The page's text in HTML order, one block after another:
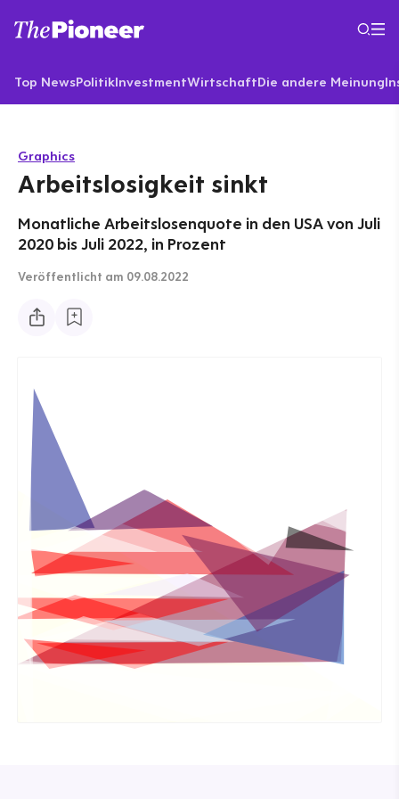
Top NewsPolitikInvestmentWirtschaftDie andere Meinung
Graphics
Arbeitslosigkeit sinkt
Monatliche Arbeitslosenquote in den USA von Juli
2020 bis Juli 2022, in Prozent
Veröffentlicht am 09.08.2022